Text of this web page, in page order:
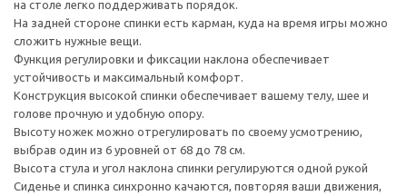
на столе легко поддерживать порядок.
На задней стороне спинки есть карман, куда на время игры можно
сложить нужные вещи.
Функция регулировки и фиксации наклона обеспечивает
устойчивость и максимальный комфорт.
Конструкция высокой спинки обеспечивает вашему телу, шее и
голове прочную и удобную опору.
Высоту ножек можно отрегулировать по своему усмотрению,
выбрав один из 6 уровней от 68 до 78 см.
Высота стула и угол наклона спинки регулируются одной рукой
Сиденье и спинка синхронно качаются, повторяя ваши движения,